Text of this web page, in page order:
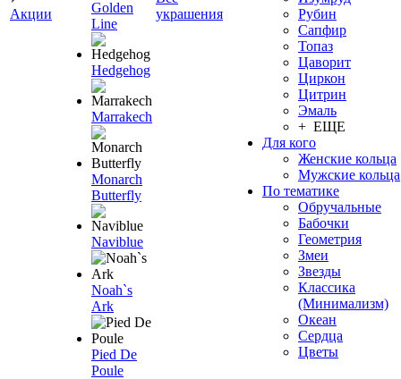
Акции
Golden
Line
Hedgehog
Marrakech
Monarch
Butterfly
Naviblue
Noah`s
Ark
Pied De
Poule
украшения
Рубин
Сапфир
Топаз
Цаворит
Циркон
Цитрин
Эмаль
+ ЕЩЕ
Для кого
Женские кольца
Мужские кольца
По тематике
Обручальные
Бабочки
Геометрия
Змеи
Звезды
Классика
(Минимализм)
Океан
Сердца
Цветы